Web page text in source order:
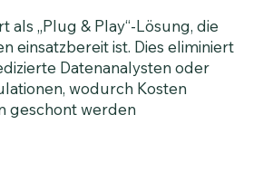
„Plug & Play“-Lösung, die
einsatzbereit ist. Dies eliminiert
Datenanalysten oder
wodurch Kosten
geschont werden